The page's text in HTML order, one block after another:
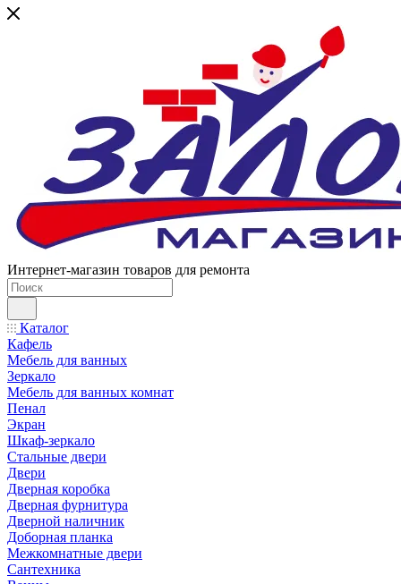
Интернет-магазин товаров для ремонта
Каталог
Кафель
Мебель для ванных
Зеркало
Мебель для ванных комнат
Пенал
Экран
Шкаф-зеркало
Стальные двери
Двери
Дверная коробка
Дверная фурнитура
Дверной наличник
Доборная планка
Межкомнатные двери
Сантехника